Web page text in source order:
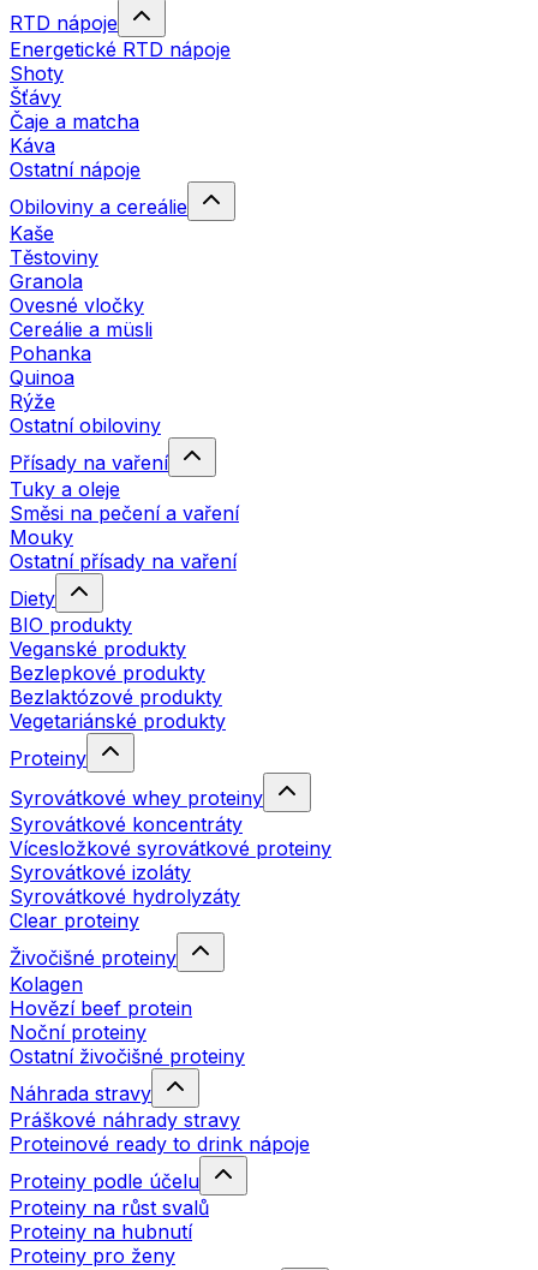
RTD nápoje
Energetické RTD nápoje
Shoty
Šťávy
Čaje a matcha
Káva
Ostatní nápoje
Obiloviny a cereálie
Kaše
Těstoviny
Granola
Ovesné vločky
Cereálie a müsli
Pohanka
Quinoa
Rýže
Ostatní obiloviny
Přísady na vaření
Tuky a oleje
Směsi na pečení a vaření
Mouky
Ostatní přísady na vaření
Diety
BIO produkty
Veganské produkty
Bezlepkové produkty
Bezlaktózové produkty
Vegetariánské produkty
Proteiny
Syrovátkové whey proteiny
Syrovátkové koncentráty
Vícesložkové syrovátkové proteiny
Syrovátkové izoláty
Syrovátkové hydrolyzáty
Clear proteiny
Živočišné proteiny
Kolagen
Hovězí beef protein
Noční proteiny
Ostatní živočišné proteiny
Náhrada stravy
Práškové náhrady stravy
Proteinové ready to drink nápoje
Proteiny podle účelu
Proteiny na růst svalů
Proteiny na hubnutí
Proteiny pro ženy